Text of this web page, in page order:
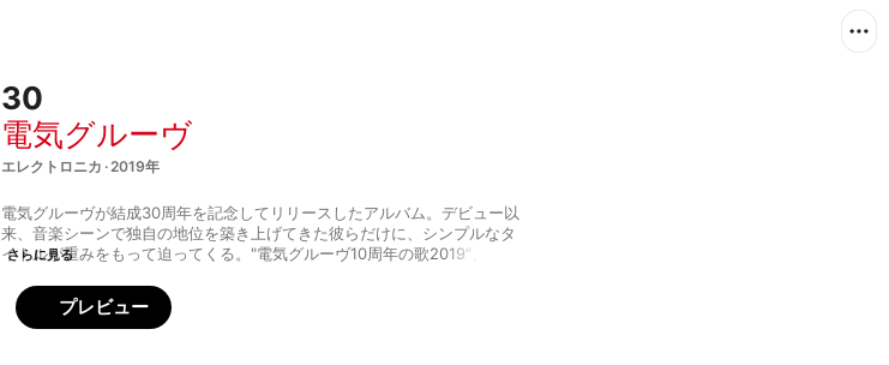
30
電気グルーヴ
エレクトロニカ · 2019年
電気グルーヴが結成30周年を記念してリリースしたアルバム。デビュー以
来、音楽シーンで独自の地位を築き上げてきた彼らだけに、シンプルなタ
イトルが重みをもって迫ってくる。"電気グルーヴ10周年の歌2019"、"電気
リメイクバージョンを9曲収録。新曲はもちろん、ドイツのエレクトロポッ
プ・デュオ、2raumwohnungのInga Humpeをゲストに迎えた"Shangri-
La"や、トミタ栞をフィーチャーしてヴォーカル曲として生まれ変わった"い
さらに見る
プレビュー